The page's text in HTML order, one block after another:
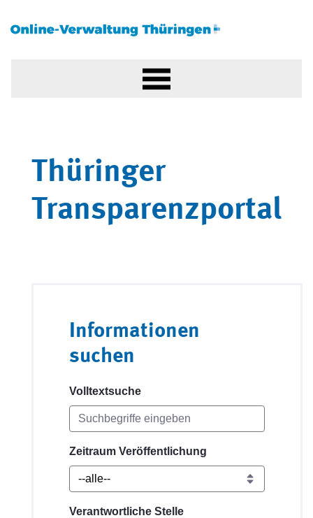
Thüringer
Transparenzportal
Informationen
suchen
Volltextsuche
Zeitraum Veröffentlichung
Verantwortliche Stelle